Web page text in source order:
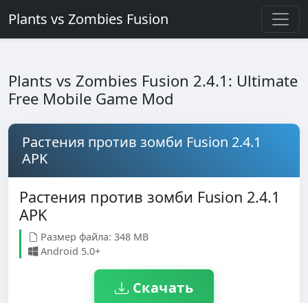
Plants vs Zombies Fusion
Plants vs Zombies Fusion 2.4.1: Ultimate
Free Mobile Game Mod
Растения против зомби Fusion 2.4.1
APK
Растения против зомби Fusion 2.4.1
APK
Размер файла: 348 MB
Android 5.0+
Скачать